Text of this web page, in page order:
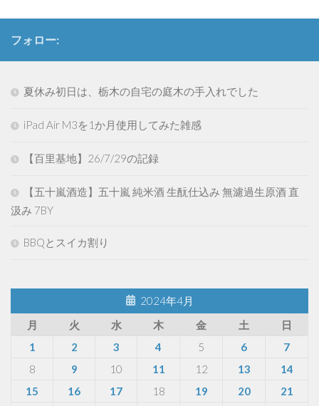
フォロー:
夏休み初日は、栃木の自宅の庭木の手入れでした
iPad Air M3を1か月使用してみた雑感
【百里基地】26/7/29の記録
【五十嵐酒造】五十嵐 純米酒 生酛仕込み 無濾過生原酒 直
汲み 7BY
BBQとスイカ割り
2024年4月
月
火 水 木 金 土
日
1
2 3 4 5 6
7
8
9 10 11 12 13
14
15
16 17 18 19 20
21